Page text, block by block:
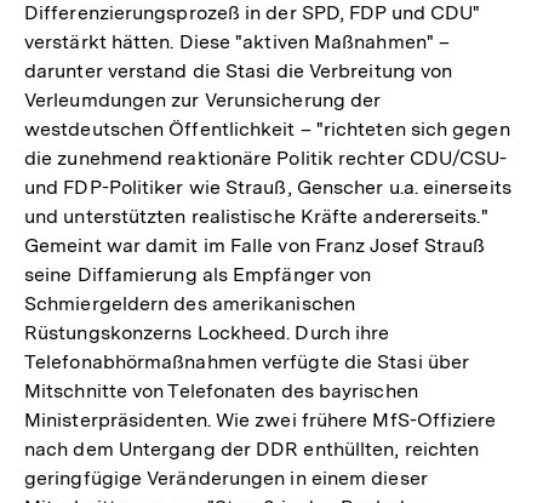
Differenzierungsprozeß in der SPD, FDP und CDU"
verstärkt hätten. Diese "aktiven Maßnahmen" –
darunter verstand die Stasi die Verbreitung von
Verleumdungen zur Verunsicherung der
westdeutschen Öffentlichkeit – "richteten sich gegen
die zunehmend reaktionäre Politik rechter CDU/CSU-
und FDP-Politiker wie Strauß, Genscher u.a. einerseits
und unterstützten realistische Kräfte andererseits."
Gemeint war damit im Falle von Franz Josef Strauß
seine Diffamierung als Empfänger von
Schmiergeldern des amerikanischen
Rüstungskonzerns Lockheed. Durch ihre
Telefonabhörmaßnahmen verfügte die Stasi über
Mitschnitte von Telefonaten des bayrischen
Ministerpräsidenten. Wie zwei frühere MfS-Offiziere
nach dem Untergang der DDR enthüllten, reichten
geringfügige Veränderungen in einem dieser